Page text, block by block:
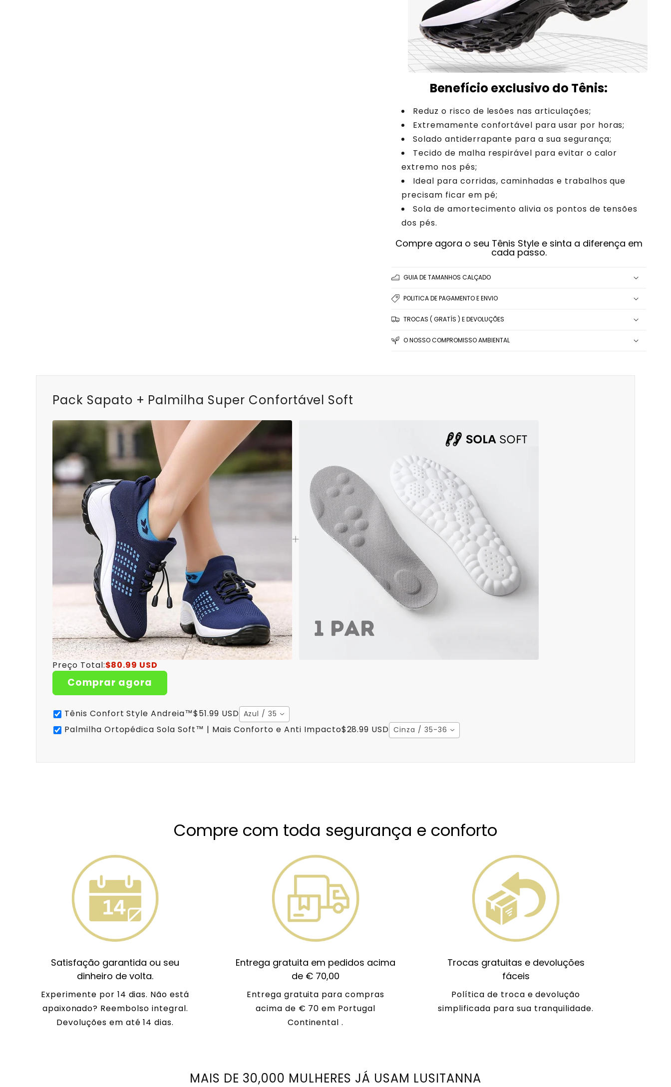
Benefício exclusivo do Tênis:
Reduz o risco de lesões nas articulações;
Extremamente confortável para usar por horas;
Solado antiderrapante para a sua segurança;
Tecido de malha respirável para evitar o calor
extremo nos pés;
Ideal para corridas, caminhadas e trabalhos que
precisam ficar em pé;
Sola de amortecimento alivia os pontos de tensões
dos pés.
Compre agora o seu Tênis Style e sinta a diferença em
cada passo.
GUIA DE TAMANHOS CALÇADO
POLITICA DE PAGAMENTO E ENVIO
TROCAS ( GRATÍS ) E DEVOLUÇÕES
O NOSSO COMPROMISSO AMBIENTAL
Pack Sapato + Palmilha Super Confortável Soft
Preço Total:$80.99 USD
Comprar agora
Tênis Confort Style Andreia™$51.99 USD Azul / 35
Palmilha Ortopédica Sola Soft™ | Mais Conforto e Anti Impacto$28.99 USD Cinza / 35-36
Compre com toda segurança e conforto
Satisfação garantida ou seu
dinheiro de volta.
Experimente por 14 dias. Não está
apaixonado? Reembolso integral.
Devoluções em até 14 dias.
Entrega gratuita em pedidos acima
de € 70,00
Entrega gratuita para compras
acima de € 70 em Portugal
Continental .
Trocas gratuitas e devoluções
fáceis
Política de troca e devolução
simplificada para sua tranquilidade.
MAIS DE 30,000 MULHERES JÁ USAM LUSITANNA